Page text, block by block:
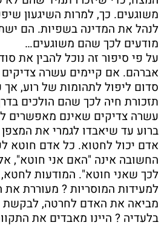
משוגעים. כך, למרות השיגעון
לנהל את המדינה בשפיות. הם
מודעים לכך שהם משוגעים…
על פי סיפור זה נוכל להבין את
אברהם. אם קיימים עשרה צדיקים
סדום ליפול לתהומות של רוע, אך
תזכורת חיה לכך שהם הולכים
עשרה צדיקים שאינם מאפשרים
ברוע עד שיאבדו לגמרי את המצפן
אדם יכול לחטוא. כל אדם חוטא
החשובה אינה "האם אני חוטא",
לכך שאני חוטא". המודעות
למעידות המוסריות ? מעוררת את
מביאה את האדם לחרטה, לבקשת
בלעדיה ? היינו מאבדים את